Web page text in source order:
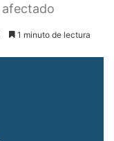
1 minuto de lectura